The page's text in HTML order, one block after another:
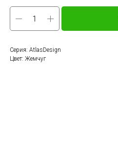
Серия: AtlasDesign
Цвет: Жемчуг